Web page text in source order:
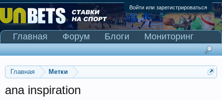
Войти или зарегистрироваться
Главная Метки
ana inspiration
Главная Форум Блоги
Мониторинг
Сканер Pinnacle